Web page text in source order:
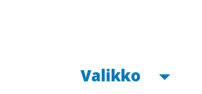
Avaa
Valikko